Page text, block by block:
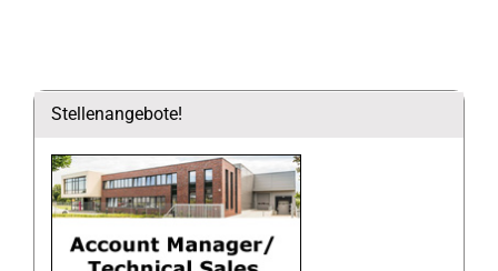
Stellenangebote!